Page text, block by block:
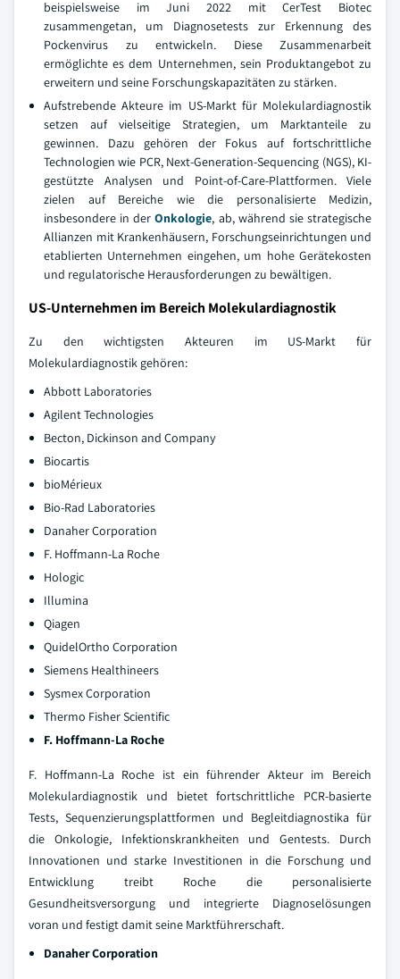
beispielsweise im Juni 2022 mit CerTest Biotec
zusammengetan, um Diagnosetests zur Erkennung des
Pockenvirus zu entwickeln. Diese Zusammenarbeit
ermöglichte es dem Unternehmen, sein Produktangebot zu
erweitern und seine Forschungskapazitäten zu stärken.
Aufstrebende Akteure im US-Markt für Molekulardiagnostik
setzen auf vielseitige Strategien, um Marktanteile zu
gewinnen. Dazu gehören der Fokus auf fortschrittliche
Technologien wie PCR, Next-Generation-Sequencing (NGS), KI-
gestützte Analysen und Point-of-Care-Plattformen. Viele
zielen auf Bereiche wie die personalisierte Medizin,
insbesondere in derOnkologie, ab, während sie strategische
Allianzen mit Krankenhäusern, Forschungseinrichtungen und
etablierten Unternehmen eingehen, um hohe Gerätekosten
und regulatorische Herausforderungen zu bewältigen.
US-Unternehmen im Bereich Molekulardiagnostik
Zu den wichtigsten Akteuren im US-Markt für
Molekulardiagnostik gehören:
Abbott Laboratories
Agilent Technologies
Becton, Dickinson and Company
Biocartis
bioMérieux
Bio-Rad Laboratories
Danaher Corporation
F. Hoffmann-La Roche
Hologic
Illumina
Qiagen
QuidelOrtho Corporation
Siemens Healthineers
Sysmex Corporation
Thermo Fisher Scientific
F. Hoffmann-La Roche
F. Hoffmann-La Roche ist ein führender Akteur im Bereich
Molekulardiagnostik und bietet fortschrittliche PCR-basierte
Tests, Sequenzierungsplattformen und Begleitdiagnostika für
die Onkologie, Infektionskrankheiten und Gentests. Durch
Innovationen und starke Investitionen in die Forschung und
Entwicklung treibt Roche die personalisierte
Gesundheitsversorgung und integrierte Diagnoselösungen
voran und festigt damit seine Marktführerschaft.
Danaher Corporation